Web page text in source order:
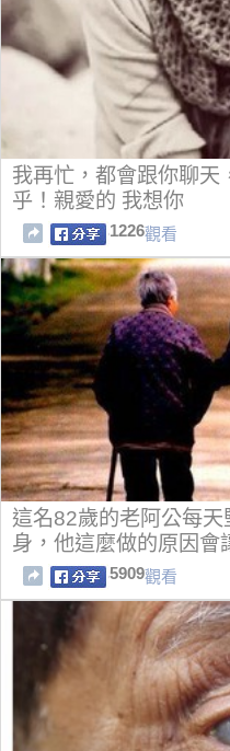
我再忙，都會跟你聊天
乎！親愛的 我想你
1226觀看
這名82歲的老阿公每
身，他這麼做的原因會
5909觀看